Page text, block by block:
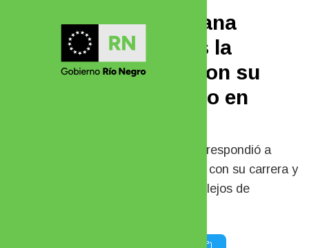
La hija de Maru Botana
respondió a quienes la
trataron de mentir con su
carrera como modelo en
Instalada en Barcelona, Sofía Solá respondió a
quienes la acusaron de “chamuyar” con su carrera y
contó cómo es su verdadera rutina lejos de